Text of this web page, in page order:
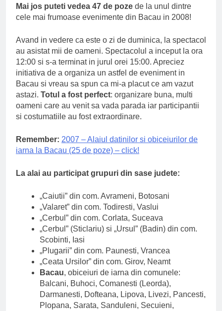
Mai jos puteti vedea 47 de poze de la unul dintre
cele mai frumoase evenimente din Bacau in 2008!
Avand in vedere ca este o zi de duminica, la spectacol
au asistat mii de oameni. Spectacolul a inceput la ora
12:00 si s-a terminat in jurul orei 15:00. Apreciez
initiativa de a organiza un astfel de eveniment in
Bacau si vreau sa spun ca mi-a placut ce am vazut
astazi. Totul a fost perfect: organizare buna, multi
oameni care au venit sa vada parada iar participantii
si costumatiile au fost extraordinare.
Remember: 2007 – Alaiul datinilor si obiceiurilor de
iarna la Bacau (25 de poze) – click!
La alai au participat grupuri din sase judete:
„Caiutii” din com. Avrameni, Botosani
„Valaret” din com. Todiresti, Vaslui
„Cerbul” din com. Corlata, Suceava
„Cerbul” (Sticlariu) si „Ursul” (Badin) din com.
Scobinti, Iasi
„Plugarii” din com. Paunesti, Vrancea
„Ceata Ursilor” din com. Girov, Neamt
Bacau, obiceiuri de iarna din comunele:
Balcani, Buhoci, Comanesti (Leorda),
Darmanesti, Dofteana, Lipova, Livezi, Pancesti,
Plopana, Sarata, Sanduleni, Secuieni,